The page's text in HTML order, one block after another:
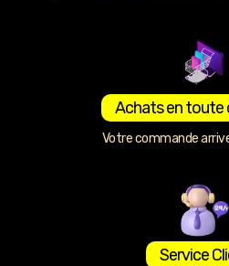
Achats en toute
Votre commande
Service